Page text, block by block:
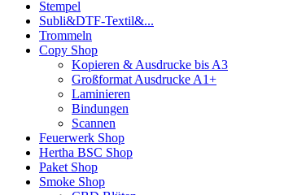
Stempel
Subli&DTF-Textil&...
Trommeln
Copy Shop
Kopieren & Ausdrucke bis A3
Großformat Ausdrucke A1+
Laminieren
Bindungen
Scannen
Feuerwerk Shop
Hertha BSC Shop
Paket Shop
Smoke Shop